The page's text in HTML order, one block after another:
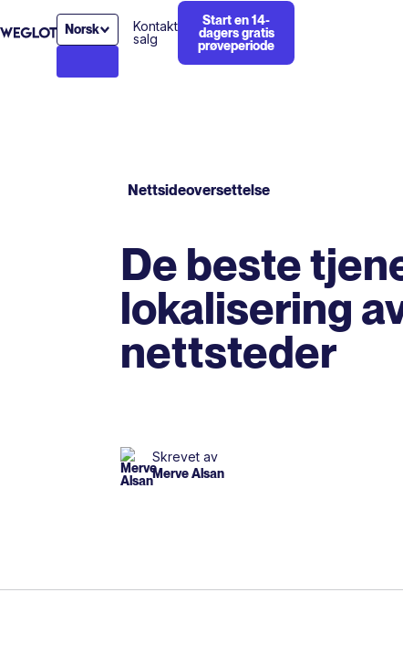
Norsk
Kontakt
salg
Start en 14-
dagers gratis
prøveperiode
Nettsideoversettelse
De beste
lokalisering
nettsteder
Skrevet av
Merve Alsan